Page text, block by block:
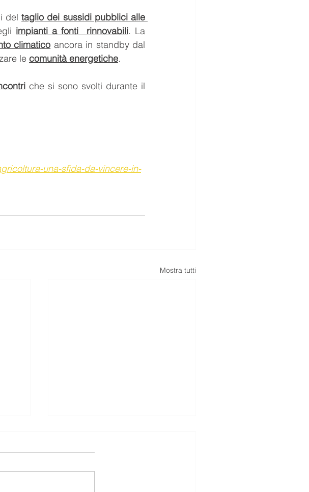
del taglio dei sussidi pubblici alle
impianti a fonti  rinnovabili. La
climatico ancora in standby dal
le comunità energetiche.
che si sono svolti durante il
una-sfida-da-vincere-in-
Mostra tutti